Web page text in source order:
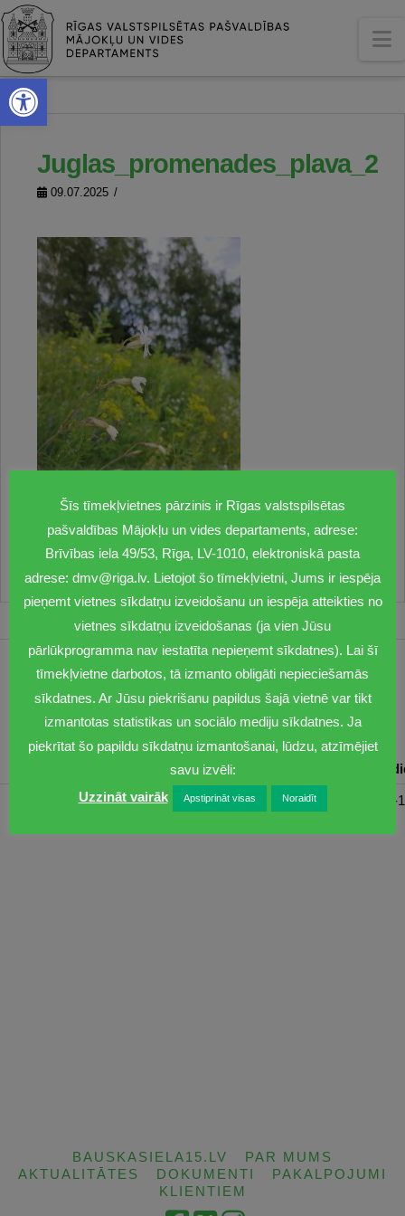
Open toolbar
Juglas_promenades_plava_2
09.07.2025
Juglas promenādes pļava
1201
dmv@riga.lv
Trešdiena
08:30-17:00 08:00-17:00 08:00-17:00 08:00-17:00 08:00-
BAUSKASIELA15.LV
PAR MUMS
AKTUALITĀTES
DOKUMENTI
PAKALPOJUMI
KLIENTIEM
Šīs tīmekļvietnes pārzinis ir Rīgas valstspilsētas
pašvaldības Mājokļu un vides departaments, adrese:
Brīvības iela 49/53, Rīga, LV-1010, elektroniskā pasta
adrese: dmv@riga.lv. Lietojot šo tīmekļvietni, Jums ir iespēja
pieņemt vietnes sīkdatņu izveidošanu un iespēja atteikties no
vietnes sīkdatņu izveidošanas (ja vien Jūsu
pārlūkprogramma nav iestatīta nepieņemt sīkdatnes). Lai šī
tīmekļvietne darbotos, tā izmanto obligāti nepieciešamās
sīkdatnes. Ar Jūsu piekrišanu papildus šajā vietnē var tikt
izmantotas statistikas un sociālo mediju sīkdatnes. Ja
piekrītat šo papildu sīkdatņu izmantošanai, lūdzu, atzīmējiet
savu izvēli:
Uzzināt vairāk
Apstiprināt visas Noraidīt